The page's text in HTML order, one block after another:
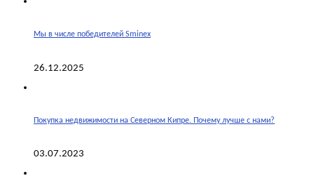
Мы в числе победителей Sminex
26.12.2025
Покупка недвижимости на Северном Кипре. Почему лучше с нами?
03.07.2023